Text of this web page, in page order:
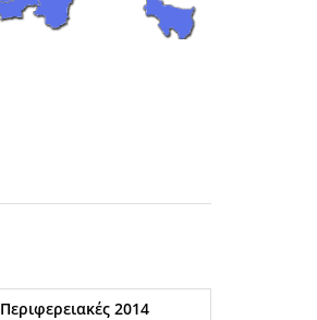
Περιφερειακές 2014